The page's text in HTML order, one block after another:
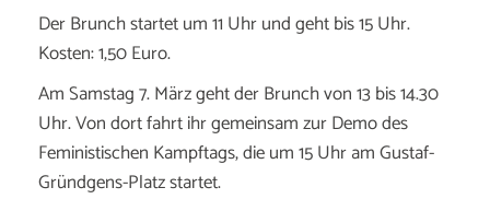
Der Brunch startet um 11 Uhr und geht bis 15 Uhr.
Kosten: 1,50 Euro.
Am Samstag 7. März geht der Brunch von 13 bis 14.30
Uhr. Von dort fahrt ihr gemeinsam zur Demo des
Feministischen Kampftags, die um 15 Uhr am Gustaf-
Gründgens-Platz startet.